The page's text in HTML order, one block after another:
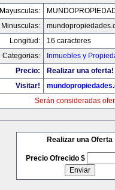
Mayusculas:
Minusculas:
Longitud:
16 caracteres
Categorias:
Inmuebles y
Precio:
Realizar una oferta!
Visitar!
Serán consideradas
Realizar una Oferta
Precio Ofrecido $